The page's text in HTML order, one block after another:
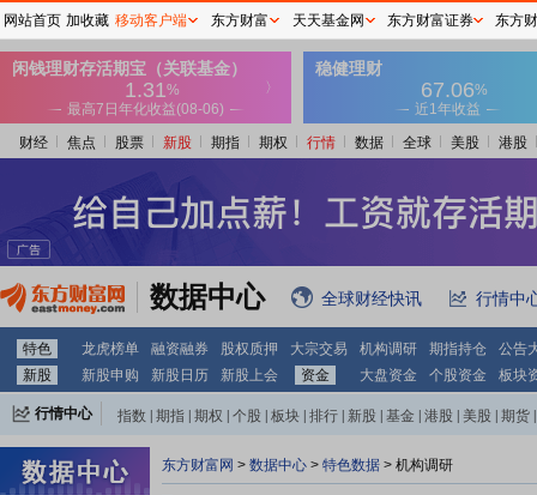
财经 焦点 股票 新股 期指 期权 行情 数据 全球 美股 港股
数据中心 全球财经快讯 行情中
特色 龙虎榜单 融资融券 股权质押 大宗交易 机构调研 期指持仓
公告
新股
新股申购 新股日历 新股上会 资金 大盘资金 个股资金 板块
行情中心 指数 期指 期权 个股 板块 排行 新股 基金 港股 美股 期货
东方财富网 > 数据中心 > 特色数据 > 机构调研
网站首页 加收藏 移动客户端 东方财富 天天基金网 东方财富证券 东方